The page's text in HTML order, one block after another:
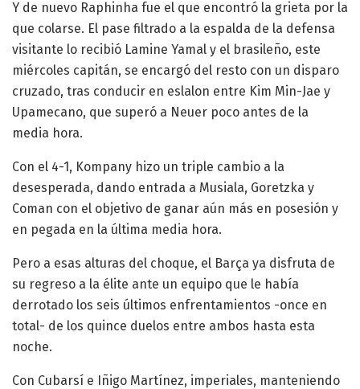
Y de nuevo Raphinha fue el que encontró la grieta por la
que colarse. El pase filtrado a la espalda de la defensa
visitante lo recibió Lamine Yamal y el brasileño, este
miércoles capitán, se encargó del resto con un disparo
cruzado, tras conducir en eslalon entre Kim Min-Jae y
Upamecano, que superó a Neuer poco antes de la
media hora.
Con el 4-1, Kompany hizo un triple cambio a la
desesperada, dando entrada a Musiala, Goretzka y
Coman con el objetivo de ganar aún más en posesión y
en pegada en la última media hora.
Pero a esas alturas del choque, el Barça ya disfruta de
su regreso a la élite ante un equipo que le había
derrotado los seis últimos enfrentamientos -once en
total- de los quince duelos entre ambos hasta esta
noche.
Con Cubarsí e Iñigo Martínez, imperiales, manteniendo